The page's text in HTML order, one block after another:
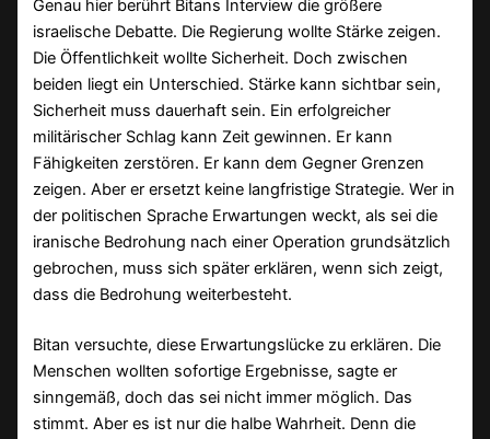
Genau hier berührt Bitans Interview die größere
israelische Debatte. Die Regierung wollte Stärke zeigen.
Die Öffentlichkeit wollte Sicherheit. Doch zwischen
beiden liegt ein Unterschied. Stärke kann sichtbar sein,
Sicherheit muss dauerhaft sein. Ein erfolgreicher
militärischer Schlag kann Zeit gewinnen. Er kann
Fähigkeiten zerstören. Er kann dem Gegner Grenzen
zeigen. Aber er ersetzt keine langfristige Strategie. Wer in
der politischen Sprache Erwartungen weckt, als sei die
iranische Bedrohung nach einer Operation grundsätzlich
gebrochen, muss sich später erklären, wenn sich zeigt,
dass die Bedrohung weiterbesteht.
Bitan versuchte, diese Erwartungslücke zu erklären. Die
Menschen wollten sofortige Ergebnisse, sagte er
sinngemäß, doch das sei nicht immer möglich. Das
stimmt. Aber es ist nur die halbe Wahrheit. Denn die